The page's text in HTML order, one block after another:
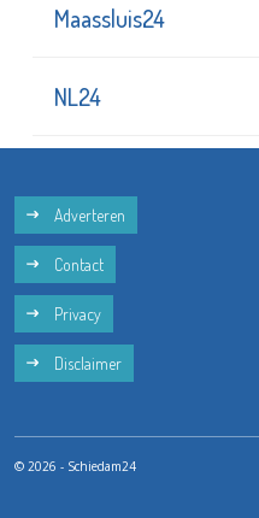
Maassluis24
NL24
Adverteren
Contact
Privacy
Disclaimer
© 2026 - Schiedam24